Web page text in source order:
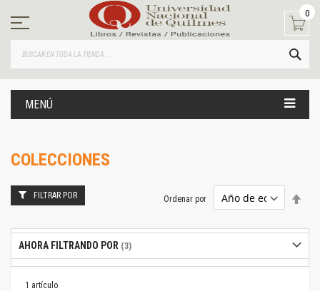
contenido
0
MENÚ
COLECCIONES
1 artículo
Ordenar por
FILTRAR POR
AHORA FILTRANDO POR